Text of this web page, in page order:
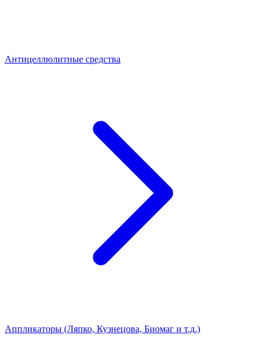
Антицеллюлитные средства
Аппликаторы (Ляпко, Кузнецова, Биомаг и т.д.)